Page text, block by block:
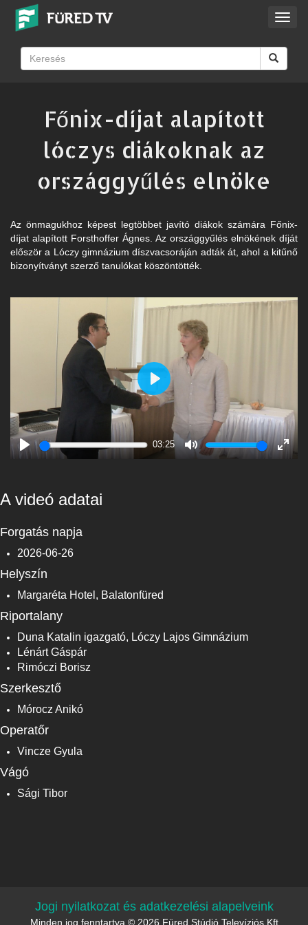
Főnix-díjat alapított
lóczys diákoknak az
országgyűlés elnöke
Az önmagukhoz képest legtöbbet javító diákok számára Főnix-
díjat alapított Forsthoffer Ágnes. Az országgyűlés elnökének díját
először a Lóczy gimnázium díszvacsoráján adták át, ahol a kitűnő
bizonyítványt szerző tanulókat köszöntötték.
Play
03:25
Mute
Enter
Play
A videó adatai
Forgatás napja
2026-06-26
Helyszín
Margaréta Hotel, Balatonfüred
Riportalany
Duna Katalin igazgató, Lóczy Lajos Gimnázium
Lénárt Gáspár
Rimóczi Borisz
Szerkesztő
Mórocz Anikó
Operatőr
Vincze Gyula
Vágó
Sági Tibor
Jogi nyilatkozat és adatkezelési alapelveink
Minden jog fenntartva © 2026 Füred Stúdió Televíziós Kft